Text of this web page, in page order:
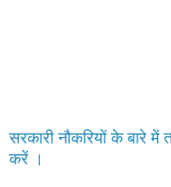
सरकारी नौकरियों के बारे
करें ।